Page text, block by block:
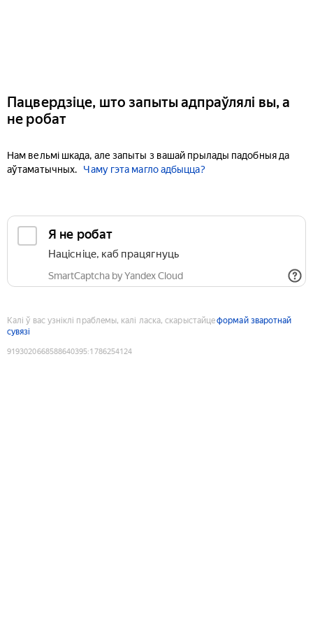
Пацвердзіце, што запыты адпраўлялі вы, а
не робат
Нам вельмі шкада, але запыты з вашай прылады падобныя да
аўтаматычных.
Чаму гэта магло адбыцца?
Я не робат
Націсніце, каб працягнуць
SmartCaptcha by Yandex Cloud
Калі ў вас узніклі праблемы, калі ласка, скарыстайцеформай зваротнай
сувязі
9193020668588640395:1786254124